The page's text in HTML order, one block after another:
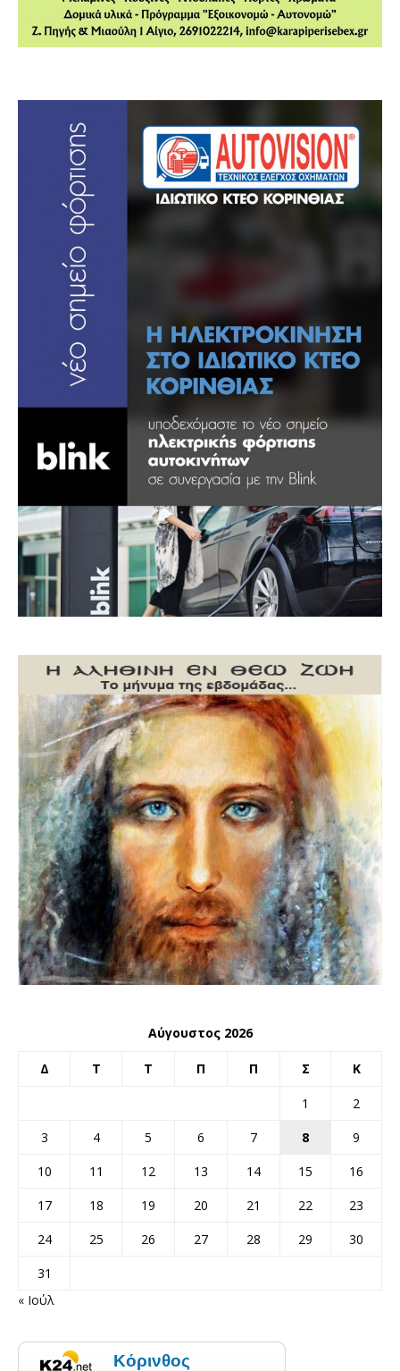
Αύγουστος 2026
Δ Τ Τ Π Π Σ Κ
1
2
3
4 5 6 7 8
9
10
11 12 13 14 15
16
17
18 19 20 21 22
23
24
25 26 27 28 29
30
31
« Ιούλ